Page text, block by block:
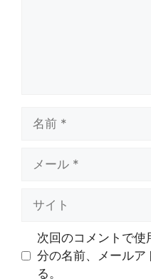
次回のコメントで使
分の名前、メールア
る。